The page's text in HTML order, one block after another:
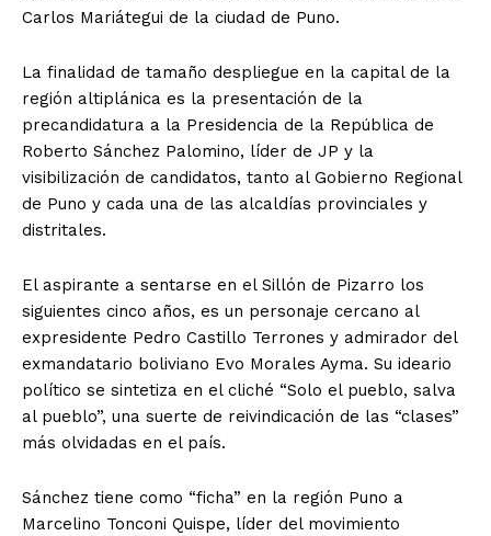
Carlos Mariátegui de la ciudad de Puno.
La finalidad de tamaño despliegue en la capital de la
región altiplánica es la presentación de la
precandidatura a la Presidencia de la República de
Roberto Sánchez Palomino, líder de JP y la
visibilización de candidatos, tanto al Gobierno Regional
de Puno y cada una de las alcaldías provinciales y
distritales.
El aspirante a sentarse en el Sillón de Pizarro los
siguientes cinco años, es un personaje cercano al
expresidente Pedro Castillo Terrones y admirador del
exmandatario boliviano Evo Morales Ayma. Su ideario
político se sintetiza en el cliché “Solo el pueblo, salva
al pueblo”, una suerte de reivindicación de las “clases”
más olvidadas en el país.
Sánchez tiene como “ficha” en la región Puno a
Marcelino Tonconi Quispe, líder del movimiento